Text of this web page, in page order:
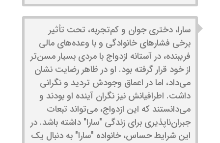
سارا، دختری جوان و کم‌تجربه، تحت تأثیر
برخی فشارهای خانوادگی و با وعده‌های مالی
فریبنده، در آستانه ازدواج با مردی بسیار مسن‌تر
از خود قرار گرفته بود. او در ظاهر رضایت نشان
می‌داد، اما در اعماق وجودش تردید و نگرانی
داشت. اطرافیانش نیز نگران آینده او بودند و
می‌دانستند که این ازدواج، می‌تواند تبعات
جبران‌ناپذیری برای زندگی "سارا" داشته باشد. در
این شرایط حساس، خانواده "سارا" به دنبال یک